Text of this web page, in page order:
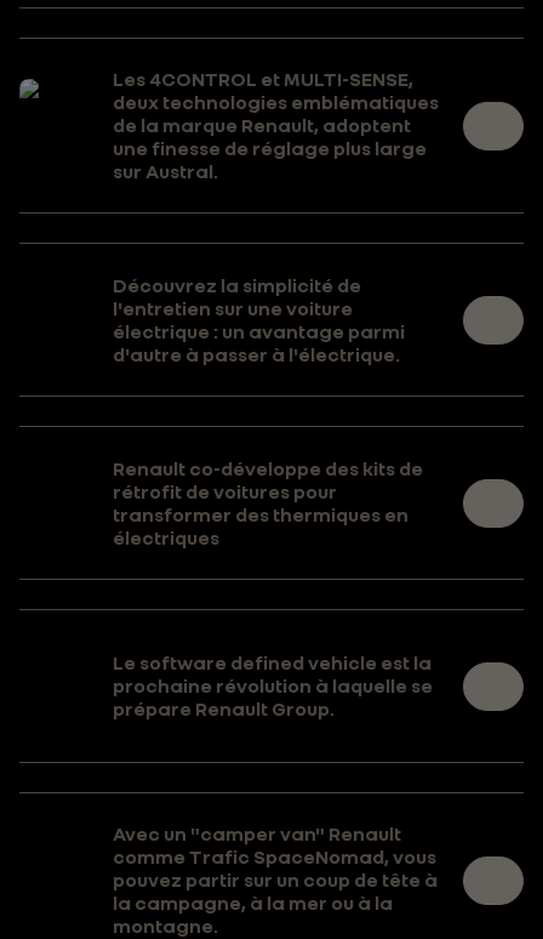
Les 4CONTROL et MULTI-SENSE,
deux technologies emblématiques
de la marque Renault, adoptent
une finesse de réglage plus large
sur Austral.
Découvrez la simplicité de
l'entretien sur une voiture
électrique : un avantage parmi
d'autre à passer à l'électrique.
Renault co-développe des kits de
rétrofit de voitures pour
transformer des thermiques en
électriques
Le software defined vehicle est la
prochaine révolution à laquelle se
prépare Renault Group.
Avec un "camper van" Renault
comme Trafic SpaceNomad, vous
pouvez partir sur un coup de tête à
la campagne, à la mer ou à la
montagne.